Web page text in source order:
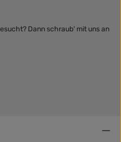
Dann schraub' mit uns an